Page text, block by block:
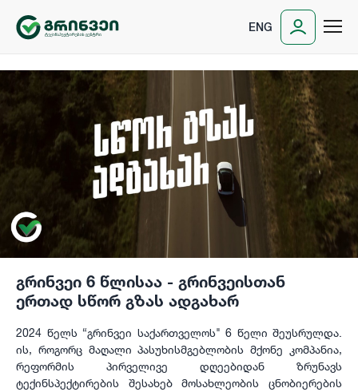
ENG
გრინვეი 6 წლისაა - გრინვეისთან
ერთად სწორ გზას ადგახარ
2024 წელს “გრინვეი საქართველოს" 6 წელი შეუსრულდა.
ის, როგორც მაღალი პასუხისმგებლობის მქონე კომპანია,
რეფორმის პირველივე დღეებიდან ზრუნავს
ტექინსპექტირების შესახებ მოსახლეობის ცნობიერების